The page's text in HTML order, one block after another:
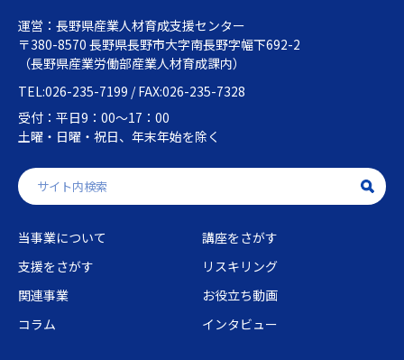
運営：長野県産業人材育成支援センター
〒380-8570 長野県長野市大字南長野字幅下692-2
（長野県産業労働部産業人材育成課内）
TEL:026-235-7199 / FAX:026-235-7328
受付：平日9：00～17：00
土曜・日曜・祝日、年末年始を除く
当事業について
講座をさがす
支援をさがす
リスキリング
関連事業
お役立ち動画
コラム
インタビュー